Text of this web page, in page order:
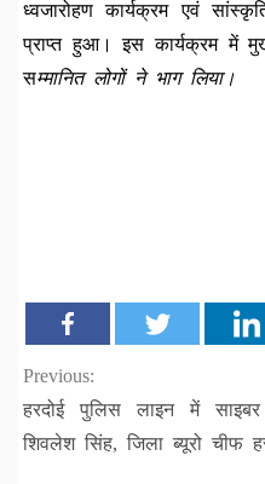
ध्वजारोहण कार्यक्रम एवं
प्राप्त हुआ। इस कार्यक्रम में
सम्मानित लोगों ने भाग लिया।
Continue
Reading
Previous:
हरदोई पुलिस लाइन में
शिवलेश सिंह, जिला ब्यूरो चीफ